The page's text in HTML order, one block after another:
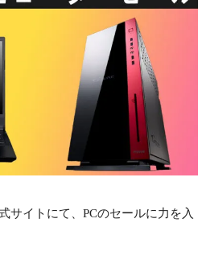
サイトにて、PCのセールに力を入